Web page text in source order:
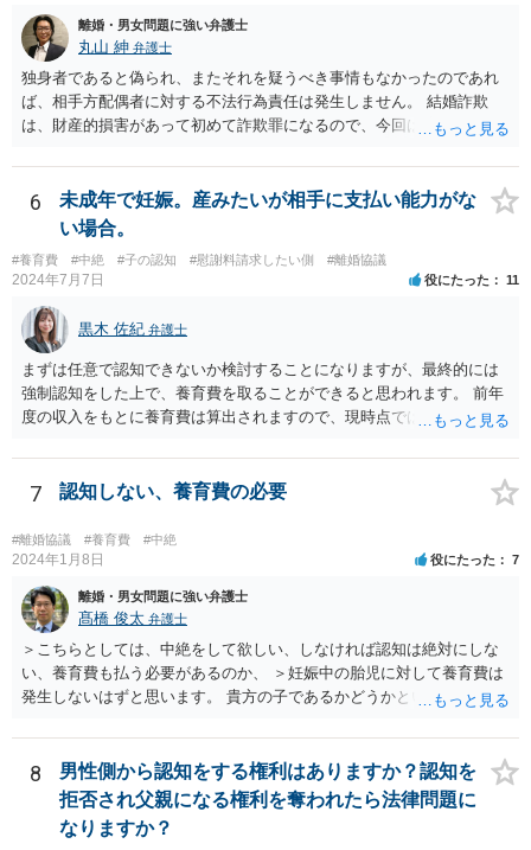
会に供する施設等については，営業自粛を要請されているところ，結
婚式場等の施設についても，解釈によっては集会に供する施設の1つと
して，休止要請の対象と考える余地はあるかと思われます。 こうした
解釈を採った場合，強制力はないまでも，事実上挙式等の実施が困難
となる外部的要因があったとして，顧客の「責めに帰すべき事由」が
あるとまではいえず，結婚式場等からの請求が認められない可能性は
に全額の請求が不可能となっても，これまでに生じた費用や打合せ相
当分の報酬の範囲であれば，中途終了時の委任事務への報酬請求や不
ます（民法648条3項、703条等）。 【②について】 請求に応じてもら
とになります。 もっとも，上述したように，全額の請求は，必ずしも
確実に認められる事案ではないと思われるため，法的手続きまでは行
わず，協議によって適切な範囲での支払いに関する合意を目指す方が
良いかと思われます。 【③について】 事実か否かにかかわらず，相手
の社会的評価を損なうような投稿であれば，名誉毀損となり得ます。
は，発信者自身の情報の開示を受けた上で，発進した当人に対する損
害賠償請求等を行うことも可能です。
離婚・男女問題に強い弁護士
丸山 紳 弁護士
独身者であると偽られ、またそれを疑うべき事情もなかったのであれ
ば、相手方配偶者に対する不法行為責任は発生しません。 結婚詐欺
は、財産的損害があって初めて詐欺罪になるので、今回は該当しませ
であることを知っていれば交際しなかったといえる場合に、慰謝料請
求が可能です。 LINEなどで、結婚を当然の前提にした関係だったこと
を立証できる場合は、請求は可能と考えます。
6
未成年で妊娠。産みたいが相手に支払い能力がな
い場合。
#養育費 #中絶 #子の認知 #慰謝料請求したい側 #離婚協議
2024年7月7日 役にたった 11
黒木 佐紀 弁護士
まずは任意で認知できないか検討することになりますが、最終的には
強制認知をした上で、養育費を取ることができると思われます。 前年
度の収入をもとに養育費は算出されますので、現時点では少額しか取
育費の増額調停を起こすこともできます。 仮に中絶する場合でも、相
手方が妊娠について話し合いをしっかりしてくれない場合には、慰謝
料請求などもできる可能性があります。 いずれにせよ、親御さんとの
関わりが不可欠となると思われますので、一度話し合った上で、法律
事務所へ早めのご相談をされたほうがよろしいかと思います。
7 認知しない、養育費の必要
#離婚協議 #養育費 #中絶
2024年1月8日 役にたった 7
離婚・男女問題に強い弁護士
髙橋 俊太 弁護士
＞こちらとしては、中絶をして欲しい、しなければ認知は絶対にしな
い、養育費も払う必要があるのか、 ＞妊娠中の胎児に対して養育費は
発生しないはずと思います。 貴方の子であるかどうかという問題は残
すが、仮に貴方の子であれば、認知はせざるを得ず、養育費の支払義
務も生じることになります。なお、妊娠中の胎児については、（事前
に話し合って養育費の取り決めをしておくことはできますが、母親が
胎児を代理して）養育費を請求することはできません。
8
男性側から認知をする権利はありますか？認知を
拒否され父親になる権利を奪われたら法律問題に
なりますか？